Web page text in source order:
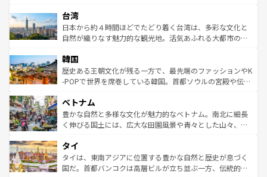
情報は
人々、おいしいローカルフードやハワイアンミュージッ
ク、伝統的なフラダンスなど、すべてがハワイの魅力を彩
っている。訪れるたびに新しい発見と感動が待っているハ
はコンテンツ一覧
リアリーフや大陸中央部にそびえるウルル（エアーズロッ
ク）、タスマニアの美しい原生林やケアンズの熱帯雨林な
ど、見どころがたくさん。また、カフェやワイン、オージ
いる。アクティビティも充実しており、サーフィンやダイ
ビング、ハイキングなど、アウトドア好きにはたまらな
い。オーストラリアの多彩な魅力を存分に味わいつくそ
参照してほしい。
台湾
日本から約４時間ほどでたどり着く台湾は、多彩な文化と
自然が織りなす魅力的な観光地。活気あふれる大都市の台
ン）、静ひつな山岳地帯である台湾東部など、都市の喧騒
と山間の静けさが共存しており、訪れる人に新しい発見と
驚きをもたらしてくれる。また、奥深い台湾の食文化も魅
容にもいいと評判のスイーツなど、バラエティ豊かな料理
が味わえる。 なお、新着の台湾情報は コンテンツ一覧を参
照してほしい。
韓国
歴史ある王朝文化が残る一方で、最先端のファッションやK
-POPで世界を席巻している韓国。首都ソウルの宮殿や伝統
き、地方に足を延ばせば四季折々の自然美を楽しむことが
できる。そして、キムチや焼肉、絶品のストリートフード
まで、さまざまな韓国料理が待っている。夜には、韓国な
リティに包まれながら、韓国の多彩な魅力を心ゆくまで味
わってみてほしい。 なお、新着の韓国情報はコンテンツ一
覧を参照してほしい。
ベトナム
豊かな自然と多様な文化が魅力的なベトナム。南北に細長
く伸びる国土には、広大な田園風景や青々とした山々、世
急速な発展と共に伝統が息づく。ハノイの古い町並みやホ
ーチミン市のフランス統治時代の建物も、独特の雰囲気を
醸し出している。また、バラエティの豊かさとおいしさで
タイ
タイは、東南アジアに位置する豊かな自然と歴史が息づく
国だ。首都バンコクは高層ビルが立ち並ぶ一方、伝統的な